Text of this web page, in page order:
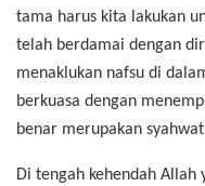
tama harus kita lakukan
telah berdamai dengan
menaklukan nafsu di
berkuasa dengan
benar merupakan
Di tengah kehendah